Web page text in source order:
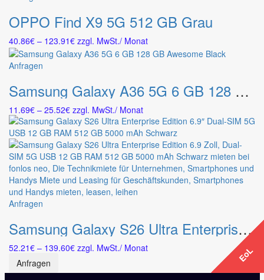
EoL
EoL
Produktseite
werden
weist
mehrere
Varianten
auf.
können
der
Produktseite
gewählt
werden
OPPO Find X9 5G 512 GB Grau
40.86€ – 123.91€Preisspanne:
40.86€
bis
zzgl. MwSt./ Monat
Anfragen
weist
mehrere
Varianten
auf.
Die
Optionen
können
auf
der
Produktseite
Samsung Galaxy A36 5G 6 GB 128 GB Awesome Black
11.69€ – 25.52€Preisspanne:
11.69€
bis
25.52€
zzgl. MwSt./ Monat
Anfragen
weist
mehrere
Varianten
auf.
Die
Samsung Galaxy S26 Ultra Enterprise Edition 6.9″ Dual-SIM 5G USB 12 GB RAM 512 GB 5000 mAh Schwarz
52.21€ – 139.60€Preisspanne:
zzgl. MwSt./ Monat
Anfragen